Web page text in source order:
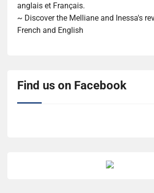
anglais et Français.
~ Discover the Melliane and Inessa's
French and English
Find us on Facebook